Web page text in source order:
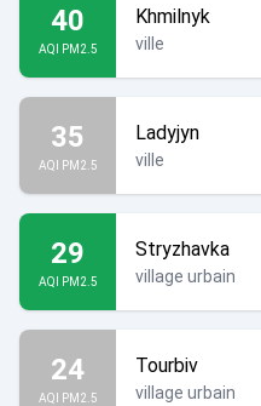
40
AQI PM2.5
Khmilnyk
ville
35
AQI PM2.5
Ladyjyn
ville
29
AQI PM2.5
Stryzhavka
village urbain
24
AQI PM2.5
Tourbiv
village urbain